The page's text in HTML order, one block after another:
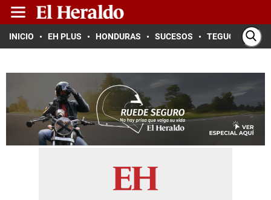
INICIO EH PLUS HONDURAS SUCESOS TEGUCIGALPA